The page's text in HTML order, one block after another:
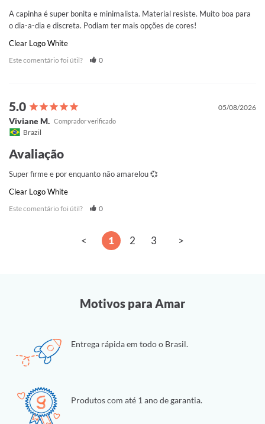
A capinha é super bonita e minimalista. Material resiste. Muito boa para
o dia-a-dia e discreta. Podiam ter mais opções de cores!
Clear Logo White
Este comentário foi útil? 0
05/08/2026
Viviane M.
Brazil
Avaliação
Super firme e por enquanto não amarelou 💞
Clear Logo White
Este comentário foi útil? 0
< 1 2 3 >
Motivos para Amar
Entrega rápida em todo o Brasil.
Produtos com até 1 ano de garantia.